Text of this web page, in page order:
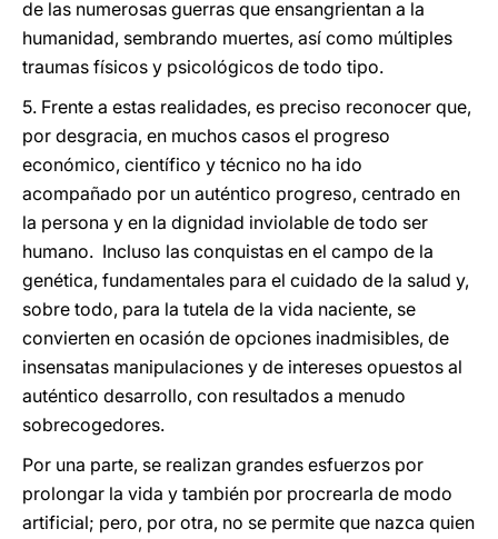
de las numerosas guerras que ensangrientan a la
humanidad, sembrando muertes, así como múltiples
traumas físicos y psicológicos de todo tipo.
5. Frente a estas realidades, es preciso reconocer que,
por desgracia, en muchos casos el progreso
económico, científico y técnico no ha ido
acompañado por un auténtico progreso, centrado en
la persona y en la dignidad inviolable de todo ser
humano. Incluso las conquistas en el campo de la
genética, fundamentales para el cuidado de la salud y,
sobre todo, para la tutela de la vida naciente, se
convierten en ocasión de opciones inadmisibles, de
insensatas manipulaciones y de intereses opuestos al
auténtico desarrollo, con resultados a menudo
sobrecogedores.
Por una parte, se realizan grandes esfuerzos por
prolongar la vida y también por procrearla de modo
artificial; pero, por otra, no se permite que nazca quien